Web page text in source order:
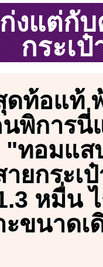
งแต่กั
กระเ
ดท้อแท้
พิการนี่
"ทอมแ
ยกระเ
หมื่น
ะขนาดเ